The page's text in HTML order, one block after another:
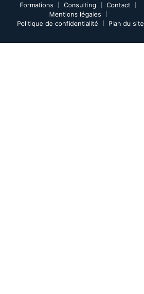
Formations Consulting
Contact
Mentions légales
Politique de confidentialité
Plan du site